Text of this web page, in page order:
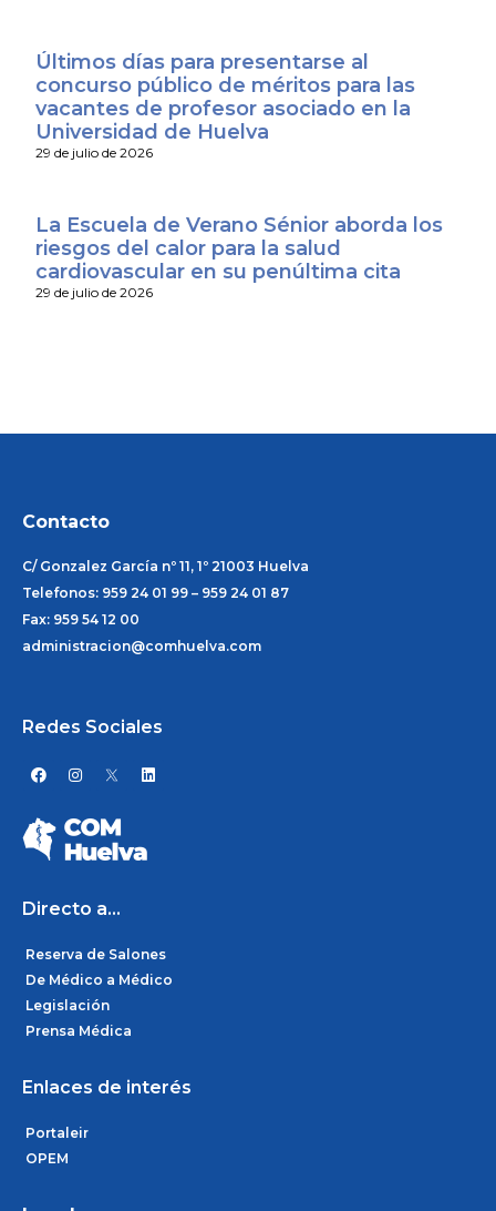
Últimos días para presentarse al
concurso público de méritos para las
vacantes de profesor asociado en la
Universidad de Huelva
29 de julio de 2026
La Escuela de Verano Sénior aborda los
riesgos del calor para la salud
cardiovascular en su penúltima cita
29 de julio de 2026
Contacto
C/ Gonzalez García nº 11, 1º 21003 Huelva
Telefonos: 959 24 01 99 – 959 24 01 87
Fax: 959 54 12 00
administracion@comhuelva.com
Redes Sociales
F
a
e
b
o
o
I
n
a
g
r
L
i
i
Directo a...
Reserva de Salones
De Médico a Médico
Legislación
Prensa Médica
Enlaces de interés
Portaleir
OPEM